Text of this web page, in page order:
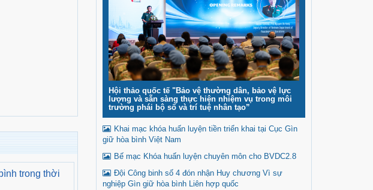
trong thời
Hội thảo quốc tế "Bảo vệ thường dân, bảo vệ lực
lượng và sẵn sàng thực hiện nhiệm vụ trong môi
trường phái bộ số và trí tuệ nhân tạo”
Khai mạc khóa huấn luyện tiền triển khai tại Cục Gìn
giữ hòa bình Việt Nam
Bế mạc Khóa huấn luyện chuyên môn cho BVDC2.8
Đội Công binh số 4 đón nhận Huy chương Vì sự
nghiệp Gìn giữ hòa bình Liên hợp quốc